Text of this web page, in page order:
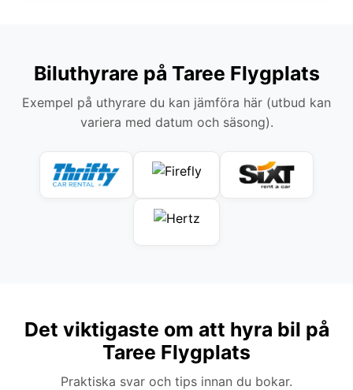
Biluthyrare på Taree Flygplats
Exempel på uthyrare du kan jämföra här (utbud kan
variera med datum och säsong).
Det viktigaste om att hyra bil på
Taree Flygplats
Praktiska svar och tips innan du bokar.